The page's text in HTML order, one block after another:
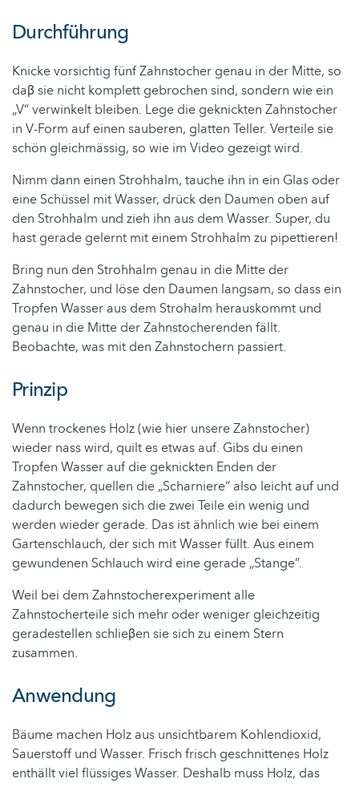
Durchführung
Knicke vorsichtig fünf Zahnstocher genau in der Mitte, so
daβ sie nicht komplett gebrochen sind, sondern wie ein
„V“ verwinkelt bleiben. Lege die geknickten Zahnstocher
in V-Form auf einen sauberen, glatten Teller. Verteile sie
schön gleichmässig, so wie im Video gezeigt wird.
Nimm dann einen Strohhalm, tauche ihn in ein Glas oder
eine Schüssel mit Wasser, drück den Daumen oben auf
den Strohhalm und zieh ihn aus dem Wasser. Super, du
hast gerade gelernt mit einem Strohhalm zu pipettieren!
Bring nun den Strohhalm genau in die Mitte der
Zahnstocher, und löse den Daumen langsam, so dass ein
Tropfen Wasser aus dem Strohalm herauskommt und
genau in die Mitte der Zahnstocherenden fällt.
Beobachte, was mit den Zahnstochern passiert.
Prinzip
Wenn trockenes Holz (wie hier unsere Zahnstocher)
wieder nass wird, quilt es etwas auf. Gibs du einen
Tropfen Wasser auf die geknickten Enden der
Zahnstocher, quellen die „Scharniere“ also leicht auf und
dadurch bewegen sich die zwei Teile ein wenig und
werden wieder gerade. Das ist ähnlich wie bei einem
Gartenschlauch, der sich mit Wasser füllt. Aus einem
gewundenen Schlauch wird eine gerade „Stange“.
Weil bei dem Zahnstocherexperiment alle
Zahnstocherteile sich mehr oder weniger gleichzeitig
geradestellen schlieβen sie sich zu einem Stern
zusammen.
Anwendung
Bäume machen Holz aus unsichtbarem Kohlendioxid,
Sauerstoff und Wasser. Frisch frisch geschnittenes Holz
enthällt viel flüssiges Wasser. Deshalb muss Holz, das